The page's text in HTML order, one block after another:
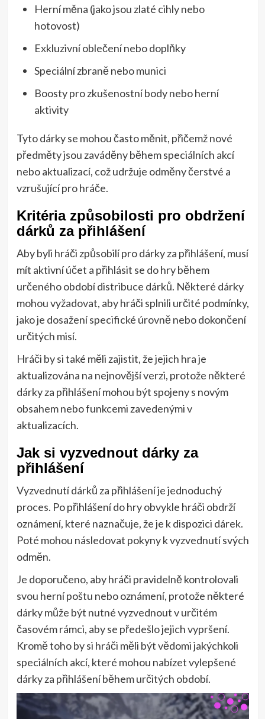
Herní měna (jako jsou zlaté cihly nebo
hotovost)
Exkluzivní oblečení nebo doplňky
Speciální zbraně nebo munici
Boosty pro zkušenostní body nebo herní
aktivity
Tyto dárky se mohou často měnit, přičemž nové
předměty jsou zaváděny během speciálních akcí
nebo aktualizací, což udržuje odměny čerstvé a
vzrušující pro hráče.
Kritéria způsobilosti pro obdržení
dárků za přihlášení
Aby byli hráči způsobilí pro dárky za přihlášení, musí
mít aktivní účet a přihlásit se do hry během
určeného období distribuce dárků. Některé dárky
mohou vyžadovat, aby hráči splnili určité podmínky,
jako je dosažení specifické úrovně nebo dokončení
určitých misí.
Hráči by si také měli zajistit, že jejich hra je
aktualizována na nejnovější verzi, protože některé
dárky za přihlášení mohou být spojeny s novým
obsahem nebo funkcemi zavedenými v
aktualizacích.
Jak si vyzvednout dárky za
přihlášení
Vyzvednutí dárků za přihlášení je jednoduchý
proces. Po přihlášení do hry obvykle hráči obdrží
oznámení, které naznačuje, že je k dispozici dárek.
Poté mohou následovat pokyny k vyzvednutí svých
odměn.
Je doporučeno, aby hráči pravidelně kontrolovali
svou herní poštu nebo oznámení, protože některé
dárky může být nutné vyzvednout v určitém
časovém rámci, aby se předešlo jejich vypršení.
Kromě toho by si hráči měli být vědomi jakýchkoli
speciálních akcí, které mohou nabízet vylepšené
dárky za přihlášení během určitých období.